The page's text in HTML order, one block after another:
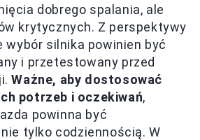
dobrego spalania, ale
krytycznych. Z perspektywy
wybór silnika powinien być
i przetestowany przed
Ważne, aby dostosować
potrzeb i oczekiwań,
powinna być
tylko codziennością. W